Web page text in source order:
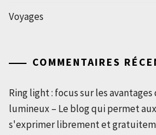
Voyages
COMMENTAIRES
Ring light : focus sur les
lumineux – Le blog qui permet
s'exprimer librement et